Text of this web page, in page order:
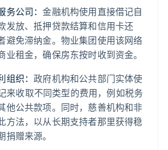
务公司：金融机构使用直接借记自
发放、抵押贷款结算和信用卡还
避免滞纳金。物业集团使用该网络
业租金，确保房东按时收到资金。
组织：政府机构和公共部门实体使
来收取不同类型的费用，例如税务
他公共款项。同时，慈善机构和非
方法，以从长期支持者那里获得稳
捐赠来源。